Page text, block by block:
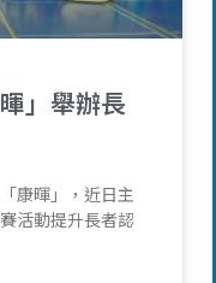
」舉辦長
康暉」，近日主
活動提升長者認